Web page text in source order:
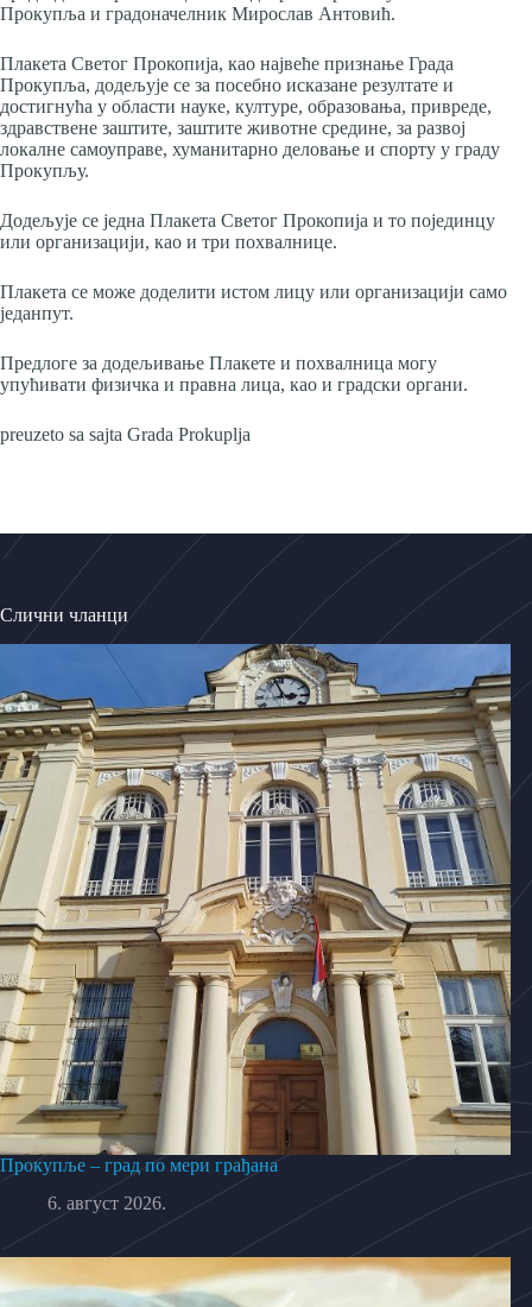
Прокупља и градоначелник Мирослав Антовић.
Плакета Светог Прокопија, као највеће признање Града
Прокупља, додељује се за посебно исказане резултате и
достигнућа у области науке, културе, образовања, привреде,
здравствене заштите, заштите животне средине, за развој
локалне самоуправе, хуманитарно деловање и спорту у граду
Прокупљу.
Додељује се једна Плакета Светог Прокопија и то појединцу
или организацији, као и три похвалнице.
Плакета се може доделити истом лицу или организацији само
једанпут.
Предлоге за додељивање Плакете и похвалница могу
упућивати физичка и правна лица, као и градски органи.
preuzeto sa sajta Grada Prokuplja
Слични чланци
Прокупље – град по мери грађана
6. август 2026.